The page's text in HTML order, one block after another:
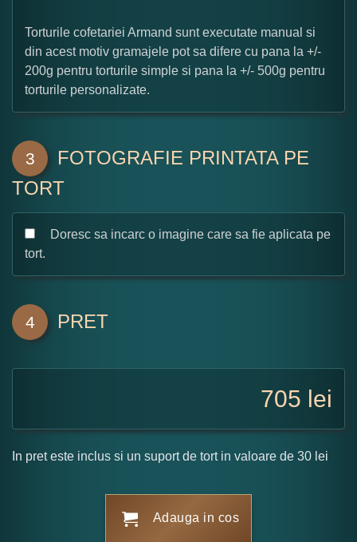
Torturile cofetariei Armand sunt executate manual si
din acest motiv gramajele pot sa difere cu pana la +/-
200g pentru torturile simple si pana la +/- 500g pentru
torturile personalizate.
3
FOTOGRAFIE PRINTATA PE
TORT
Doresc sa incarc o imagine care sa fie aplicata pe
tort.
4 PRET
705 lei
In pret este inclus si un suport de tort in valoare de 30 lei
Adauga in cos